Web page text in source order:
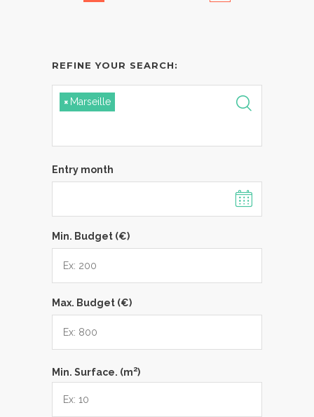
REFINE YOUR SEARCH:
× Marseille
Entry month
Min. Budget (€)
Max. Budget (€)
Min. Surface. (m2)